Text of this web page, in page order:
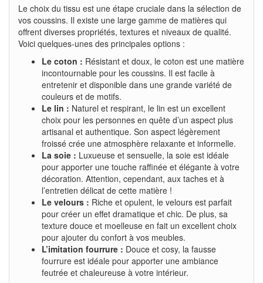
Le choix du tissu est une étape cruciale dans la sélection de
vos coussins. Il existe une large gamme de matières qui
offrent diverses propriétés, textures et niveaux de qualité.
Voici quelques-unes des principales options :
Le coton : Résistant et doux, le coton est une matière
incontournable pour les coussins. Il est facile à
entretenir et disponible dans une grande variété de
couleurs et de motifs.
Le lin : Naturel et respirant, le lin est un excellent
choix pour les personnes en quête d’un aspect plus
artisanal et authentique. Son aspect légèrement
froissé crée une atmosphère relaxante et informelle.
La soie : Luxueuse et sensuelle, la soie est idéale
pour apporter une touche raffinée et élégante à votre
décoration. Attention, cependant, aux taches et à
l’entretien délicat de cette matière !
Le velours : Riche et opulent, le velours est parfait
pour créer un effet dramatique et chic. De plus, sa
texture douce et moelleuse en fait un excellent choix
pour ajouter du confort à vos meubles.
L’imitation fourrure : Douce et cosy, la fausse
fourrure est idéale pour apporter une ambiance
feutrée et chaleureuse à votre intérieur.